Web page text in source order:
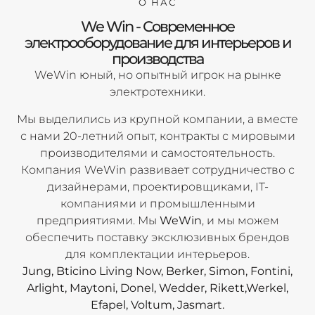
We Win - Современное
электрооборудование для интерьеров и
производства
WeWin юный, но опытный игрок на рынке
электротехники.
Мы выделились из крупной компании, а вместе
с нами 20-летний опыт, контракты с мировыми
производителями и самостоятельность.
Компания WeWin развивает сотрудничество с
дизайнерами, проектировщиками, IT-
компаниями и промышленными
предприятиями. Мы WeWin, и мы можем
обеспечить поставку эксклюзивных брендов
для комплектации интерьеров.
Jung, Bticino Living Now, Berker, Simon, Fontini,
Arlight, Maytoni, Donel, Wedder, Rikett,Werkel,
Efapel, Voltum, Jasmart.